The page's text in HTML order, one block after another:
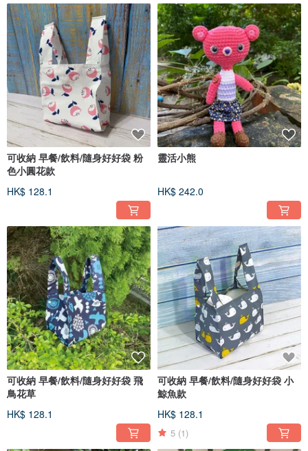
可收納 早餐/飲料/隨身好好袋 粉
色小圓花款
HK$ 128.1
靈活小熊
HK$ 242.0
可收納 早餐/飲料/隨身好好袋 飛
鳥花草
HK$ 128.1
可收納 早餐/飲料/隨身好好袋 小
鯨魚款
HK$ 128.1
5 (1)